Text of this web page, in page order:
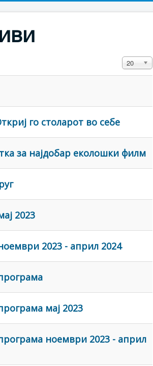
Прикажи #
20
го столарот во себе
за најдобар еколошки филм
2023
2023 - април 2024
мај 2023
ноември 2023 - април